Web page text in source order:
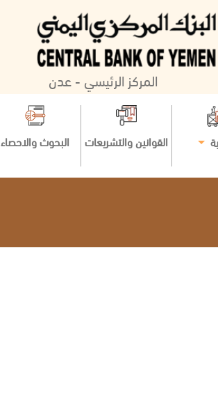
المركز الرئيسي - عدن
القوانين والتشريعات البحوث والاحصاء